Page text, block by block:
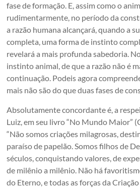
fase de formação. E, assim como o
rudimentarmente, no período da
a razão humana alcançará, quando a
completa, uma forma de instinto
revelará a mais profunda sabedoria.
instinto animal, de que a razão não é
continuação. Podeis agora
mais não são do que duas fases de
Absolutamente concordante é, a
Luiz, em seu livro “No Mundo Maior”
“Não somos criações milagrosas,
paraíso de papelão. Somos filhos de
séculos, conquistando valores, de
de milênio a milênio. Não há
do Eterno, e todas as forças da